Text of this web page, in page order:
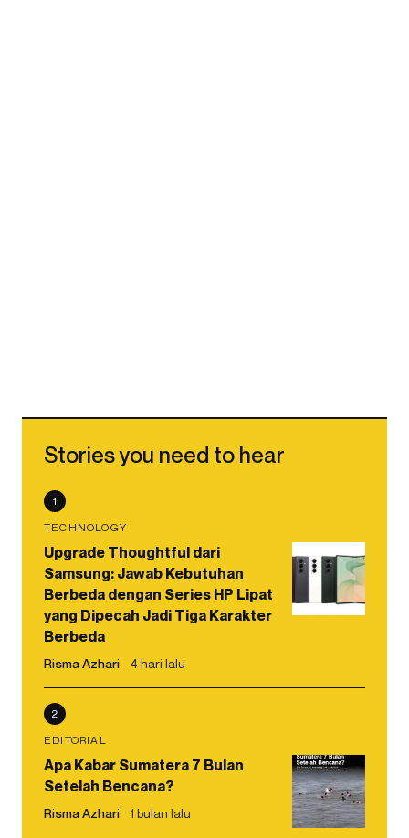
Stories you need to hear
1
TECHNOLOGY
Upgrade Thoughtful dari
Samsung: Jawab Kebutuhan
Berbeda dengan Series HP Lipat
yang Dipecah Jadi Tiga Karakter
Berbeda
Risma Azhari 4 hari lalu
2
EDITORIAL
Apa Kabar Sumatera 7 Bulan
Setelah Bencana?
Risma Azhari 1 bulan lalu